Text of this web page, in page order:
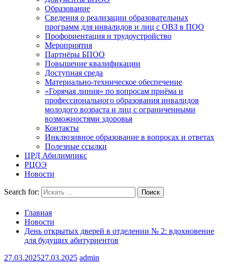
Образование
Сведения о реализации образовательных
программ для инвалидов и лиц с ОВЗ в ПОО
Профориентация и трудоустройство
Мероприятия
Партнёры БПОО
Повышение квалификации
Доступная среда
Материально-техническое обеспечение
«Горячая линия» по вопросам приёма и
профессионального образования инвалидов
молодого возраста и лиц с ограниченными
возможностями здоровья
Контакты
Инклюзивное образование в вопросах и ответах
Полезные ссылки
ЦРД Абилимпикс
РЦОЭ
Новости
Search for:
Главная
Новости
День открытых дверей в отделении № 2: вдохновение
для будущих абитуриентов
27.03.202527.03.2025 admin